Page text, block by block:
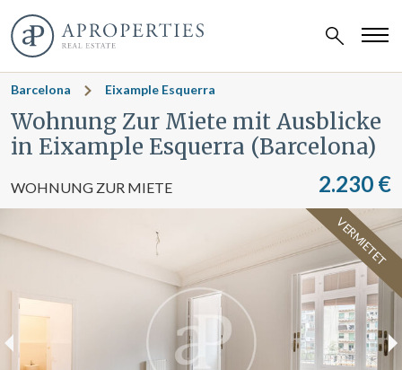
Barcelona Eixample Esquerra
Wohnung Zur Miete mit Ausblicke
in Eixample Esquerra (Barcelona)
WOHNUNG ZUR MIETE 2.230 €
VERMIETET